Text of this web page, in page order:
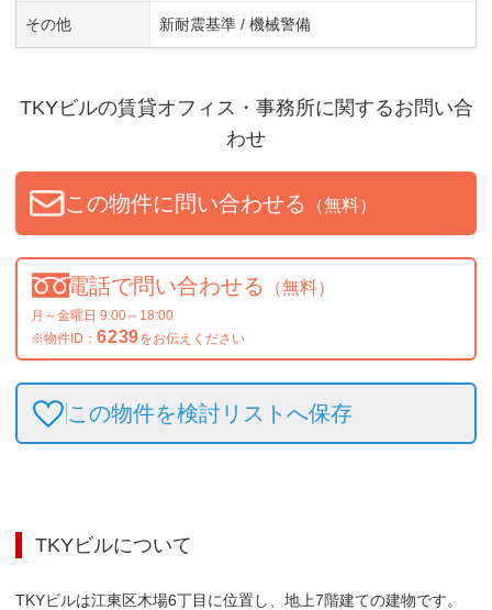
その他 新耐震基準 / 機械警備
TKYビルの賃貸オフィス・事務所に関するお問い合
わせ
この物件に問い合わせる （無料）
電話で問い合わせる （無料）
月～金曜日 9:00～18:00
※物件ID： 6239をお伝えください
この物件を検討リストへ保存
TKYビルについて
TKYビルは江東区木場6丁目に位置し、地上7階建ての建物です。